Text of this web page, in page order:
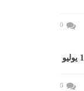
0
0